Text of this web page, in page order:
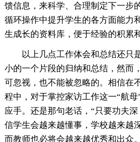
馈信息，来科学、合理制定下一步
循环操作中提升学生的各方面能力
生成长的资料库，便于经验的积累
以上几点工作体会和总结还只
小的一个片段的归纳和总结，然而
可忽视，也不能被忽略的。相信在
程中，对于掌控家访工作这一“航
应手。还是那句老话，“只要功夫
信学生会越来越懂事，学校越来越
而教师也必将会越来越优秀和出众